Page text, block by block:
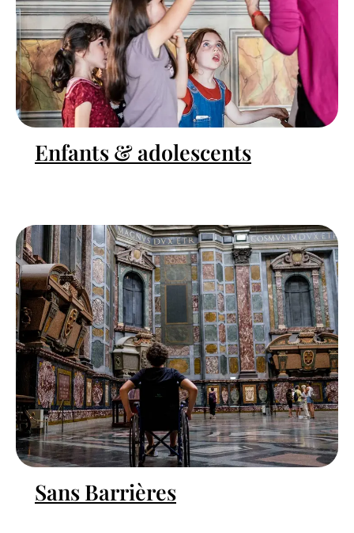
Enfants & adolescents
Sans Barrières